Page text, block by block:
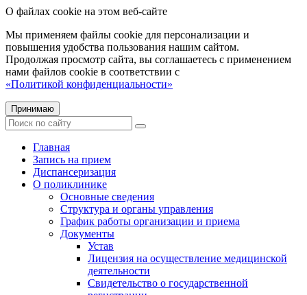
О файлах cookie на этом веб-сайте
Мы применяем файлы cookie для персонализации и
повышения удобства пользования нашим сайтом.
Продолжая просмотр сайта, вы соглашаетесь с применением
нами файлов cookie в соответствии с
«Политикой конфиденциальности»
Принимаю
Главная
Запись на прием
Диспансеризация
О поликлинике
Основные сведения
Структура и органы управления
График работы организации и приема
Документы
Устав
Лицензия на осуществление медицинской
деятельности
Свидетельство о государственной